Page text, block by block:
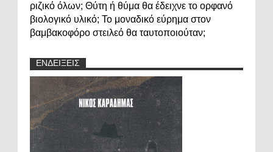
ριζικό όλων; Θύτη ή θύμα θα έδειχνε το ορφανό
βιολογικό υλικό; Το μοναδικό εύρημα στον
βαμβακοφόρο στειλεό θα ταυτοποιούταν;
ΕΝΔΕΙΞΕΙΣ